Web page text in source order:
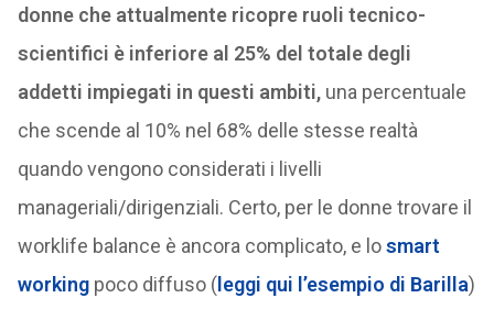
donne che attualmente ricopre ruoli tecnico-
scientifici è inferiore al 25% del totale degli
addetti impiegati in questi ambiti,una percentuale
che scende al 10% nel 68% delle stesse realtà
quando vengono considerati i livelli
manageriali/dirigenziali. Certo, per le donne trovare il
worklife balance è ancora complicato, e losmart
working poco diffuso (leggi qui l’esempio di Barilla)